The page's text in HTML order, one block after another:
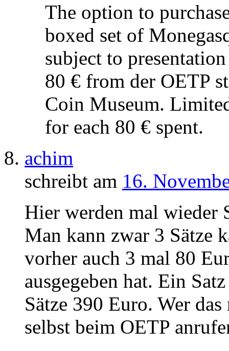
The option to
boxed set of
subject to
80 € from der OETP
Coin Museum.
for each 80 € spent.
achim
schreibt am 16.
Hier werden mal wieder
Man kann zwar 3 Sätze
vorher auch 3 mal 80
ausgegeben hat. Ein
Sätze 390 Euro. Wer
selbst beim OETP